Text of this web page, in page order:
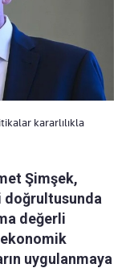
kararlılıkla
Şimşek,
doğrultusunda
değerli
uygulanmaya